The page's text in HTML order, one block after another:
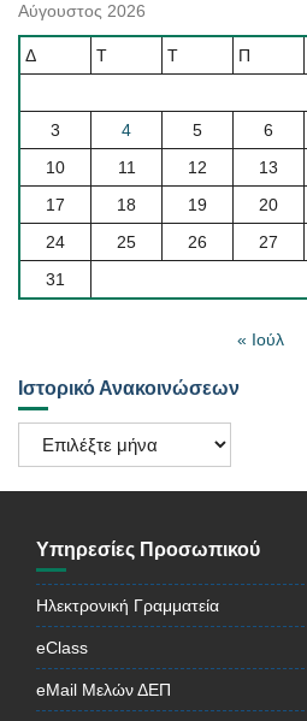
Αύγουστος 2026
Δ Τ Τ Π
3
4 5 6
10
11 12 13
17
18 19 20
24
25 26 27
31
« Ιούλ
Ιστορικό Ανακοινώσεων
Ιστορικό
Ανακοινώσεων
Υπηρεσίες Προσωπικού
Ηλεκτρονική Γραμματεία
eClass
eMail Μελών ΔΕΠ